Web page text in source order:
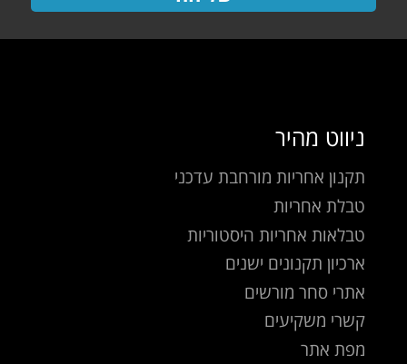
ניווט מהיר
תקנון אחריות מורחבת עדכני
טבלת אחריות
טבלאות אחריות היסטוריות
ארכיון תקנונים ישנים
אתרי סחר מורשים
קשרי משקיעים
מפת אתר